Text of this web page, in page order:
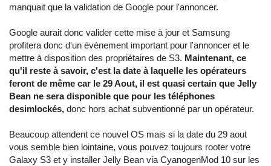
manquait que la validation de Google pour l'annoncer.
Google aurait donc valider cette mise à jour et Samsung
profitera donc d'un évènement important pour l'annoncer et le
mettre à disposition des propriétaires de S3. Maintenant, ce
qu'il reste à savoir, c'est la date à laquelle les opérateurs
feront de même car le 29 Aout, il est quasi certain que Jelly
Bean ne sera disponible que pour les téléphones
desimlockés, donc hors achat subventionné par un opérateur.
Beaucoup attendent ce nouvel OS mais si la date du 29 aout
vous semble bien lointaine, vous pouvez toujours rooter votre
Galaxy S3 et y installer Jelly Bean via CyanogenMod 10 sur les